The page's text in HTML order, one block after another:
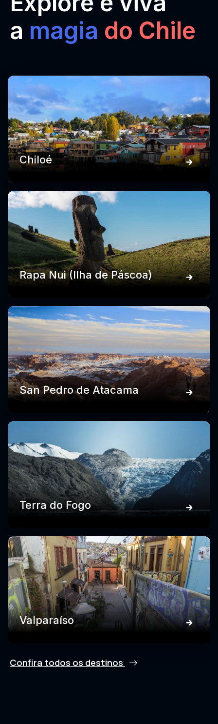
a magia do Chile
Chiloé
Rapa Nui (Ilha de Páscoa)
San Pedro de Atacama
Terra do Fogo
Valparaíso
Confira todos os destinos